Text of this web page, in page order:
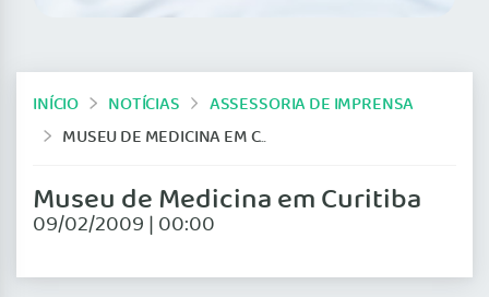
INÍCIO NOTÍCIAS
ASSESSORIA DE IMPRENSA
MUSEU DE MEDICINA EM CURITIBA
Museu de Medicina em Curitiba
09/02/2009 | 00:00